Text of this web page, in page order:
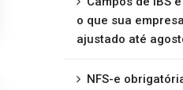
o que sua
ajustado até
NFS-e